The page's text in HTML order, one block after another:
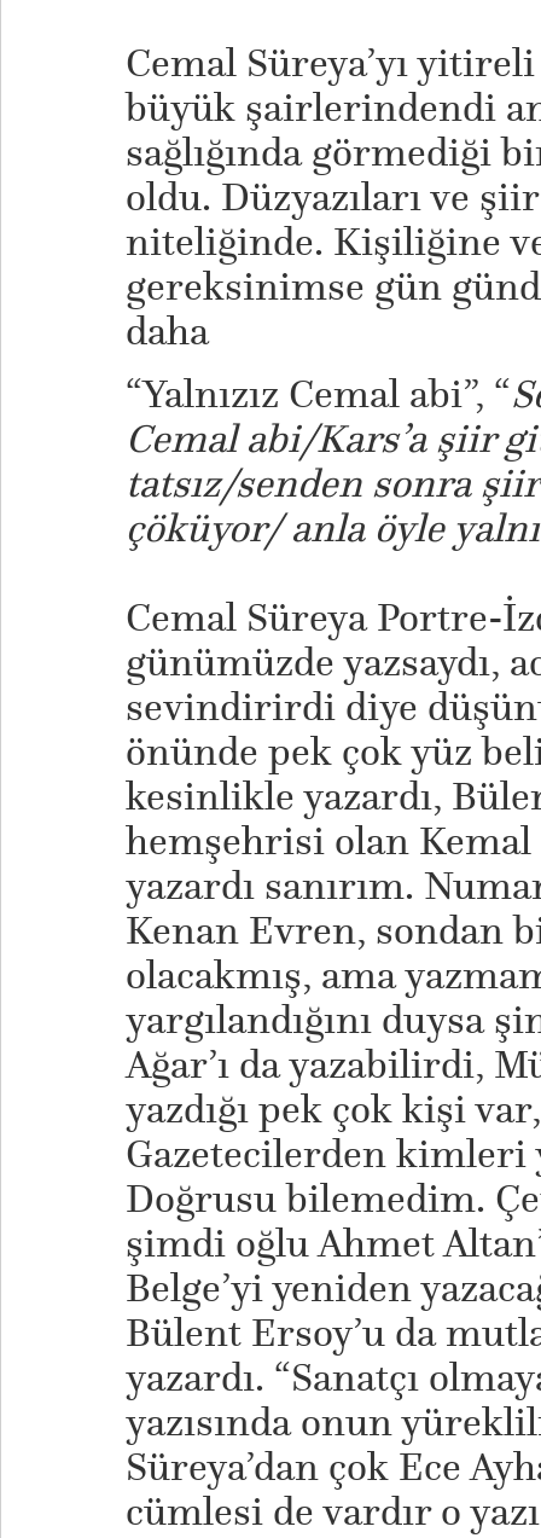
Cemal Süreya’yı
büyük şairlerindendi
sağlığında görmediği
oldu. Düzyazıları ve
niteliğinde. Kişiliğine
gereksinimse gün
daha
“Yalnızız Cemal abi”, “
Cemal abi/Kars’a şiir
tatsız/senden sonra
çöküyor/ anla öyle
Cemal Süreya Portre-
günümüzde yazsaydı,
sevindirirdi diye
önünde pek çok yüz
kesinlikle yazardı,
hemşehrisi olan Kemal
yazardı sanırım.
Kenan Evren, sondan
olacakmış, ama
yargılandığını duysa
Ağar’ı da yazabilirdi,
yazdığı pek çok kişi
Gazetecilerden kimleri
Doğrusu bilemedim.
şimdi oğlu Ahmet
Belge’yi yeniden
Bülent Ersoy’u da
yazardı. “Sanatçı
yazısında onun
Süreya’dan çok Ece
cümlesi de vardır o